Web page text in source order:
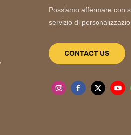
Possiamo affermare con
servizio di
CONTACT US